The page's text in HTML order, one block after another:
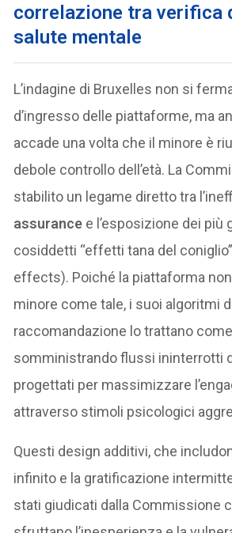
correlazione tra verifica
salute mentale
L’indagine di Bruxelles non si
d’ingresso delle piattaforme, ma
accade una volta che il minore è
debole controllo dell’età. La
stabilito un legame diretto tra
assurance e l’esposizione dei più
cosiddetti “effetti tana del
effects). Poiché la piattaforma
minore come tale, i suoi algoritmi
raccomandazione lo trattano
somministrando flussi ininterrotti
progettati per massimizzare
attraverso stimoli psicologici
Questi design additivi, che
infinito e la gratificazione
stati giudicati dalla Commissione